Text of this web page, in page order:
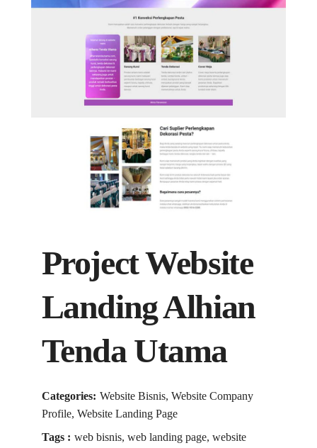
Project Website
Landing Alhian
Tenda Utama
Categories: Website Bisnis, Website Company
Profile, Website Landing Page
Tags : web bisnis, web landing page, website